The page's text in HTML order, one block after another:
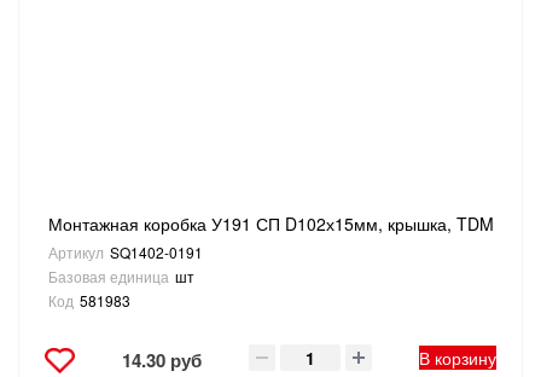
Монтажная коробка У191 СП D102х15мм, крышка, TDM
Артикул SQ1402-0191
Базовая единица шт
Код 581983
14.30 руб В корзину